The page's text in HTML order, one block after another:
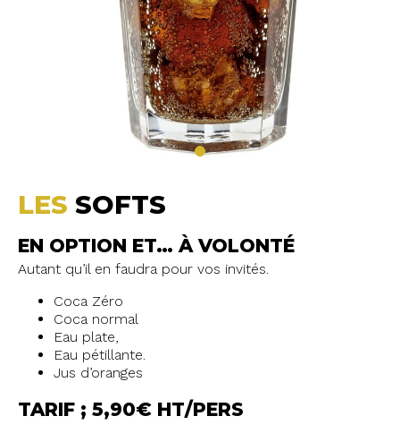
LES SOFTS
EN OPTION ET… À VOLONTÉ
Autant qu’il en faudra pour vos invités.
Coca Zéro
Coca normal
Eau plate,
Eau pétillante.
Jus d’oranges
TARIF ; 5,90€ HT/PERS